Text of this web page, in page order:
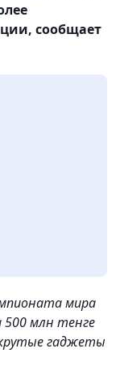
сообщает
мира
500 млн тенге
гаджеты